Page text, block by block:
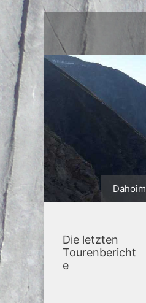
Zum
Inhalt
springen
Dahoim
Die letzten
Tourenbericht
e